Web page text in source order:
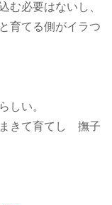
む必要はないし、
育てる側がイラつ
しい。
きて育てし 撫子